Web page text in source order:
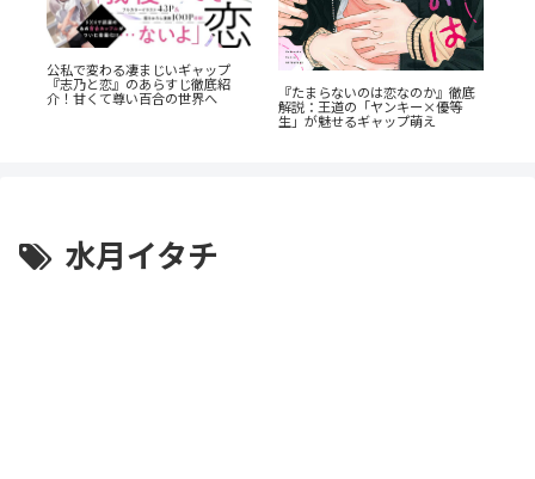
公私で変わる凄まじいギャップ
『志乃と恋』のあらすじ徹底紹
介！甘くて尊い百合の世界へ 『たまらないのは恋なのか』徹底
解説：王道の「ヤンキー×優等
生」が魅せるギャップ萌え
水月イタチ